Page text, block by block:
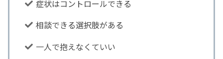
症状はコントロールできる
相談できる選択肢がある
一人で抱えなくていい